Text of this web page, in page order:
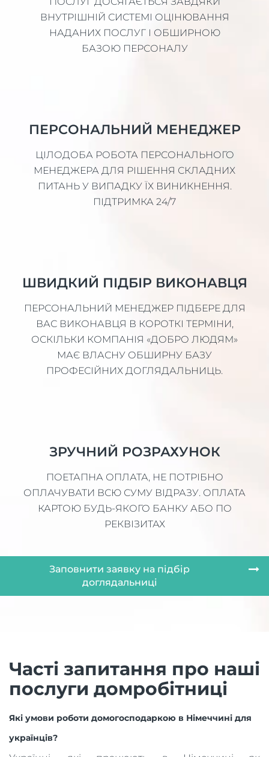
ВНУТРІШНІЙ СИСТЕМІ ОЦІНЮВАННЯ
НАДАНИХ ПОСЛУГ І ОБШИРНОЮ
БАЗОЮ ПЕРСОНАЛУ
ПЕРСОНАЛЬНИЙ МЕНЕДЖЕР
ЦІЛОДОБА РОБОТА ПЕРСОНАЛЬНОГО
МЕНЕДЖЕРА ДЛЯ РІШЕННЯ СКЛАДНИХ
ПИТАНЬ У ВИПАДКУ ЇХ ВИНИКНЕННЯ.
ПІДТРИМКА 24/7
ШВИДКИЙ ПІДБІР ВИКОНАВЦЯ
ПЕРСОНАЛЬНИЙ МЕНЕДЖЕР ПІДБЕРЕ ДЛЯ
ВАС ВИКОНАВЦЯ В КОРОТКІ ТЕРМІНИ,
ОСКІЛЬКИ КОМПАНІЯ «ДОБРО ЛЮДЯМ»
МАЄ ВЛАСНУ ОБШИРНУ БАЗУ
ПРОФЕСІЙНИХ ДОГЛЯДАЛЬНИЦЬ.
ЗРУЧНИЙ РОЗРАХУНОК
ПОЕТАПНА ОПЛАТА, НЕ ПОТРІБНО
ОПЛАЧУВАТИ ВСЮ СУМУ ВІДРАЗУ. ОПЛАТА
КАРТОЮ БУДЬ-ЯКОГО БАНКУ АБО ПО
РЕКВІЗИТАХ
Заповнити заявку на підбір
доглядальниці
Часті запитання про наші
послуги домробітниці
Які умови роботи домогосподаркою в Німеччині для
українців?